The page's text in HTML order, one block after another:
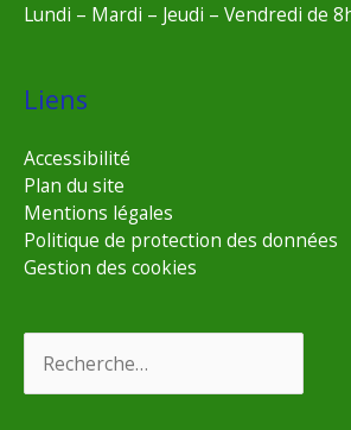
Lundi – Mardi – Jeudi – Vendredi de
Liens
Accessibilité
Plan du site
Mentions légales
Politique de protection des données
Gestion des cookies